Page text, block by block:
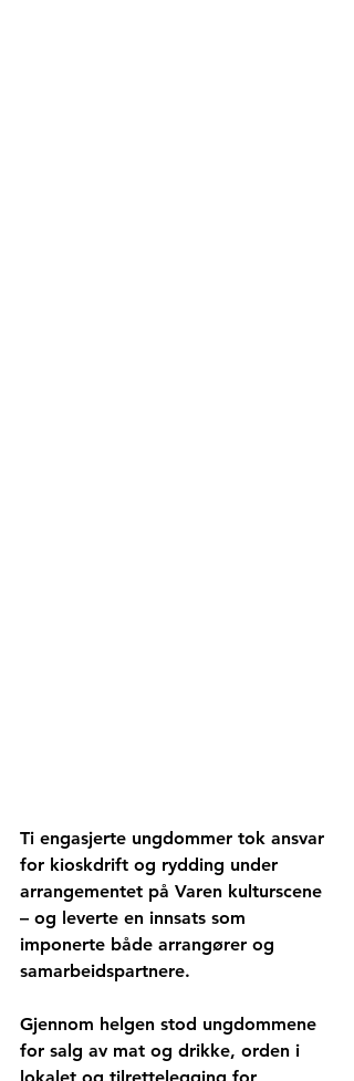
Ti engasjerte ungdommer tok ansvar
for kioskdrift og rydding under
arrangementet på Varen kulturscene
– og leverte en innsats som
imponerte både arrangører og
samarbeidspartnere.
Gjennom helgen stod ungdommene
for salg av mat og drikke, orden i